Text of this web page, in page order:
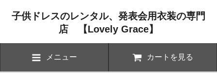
子供ドレスのレンタル、発表会用衣装の専門
店 【Lovely Grace】
メニュー カートを見る